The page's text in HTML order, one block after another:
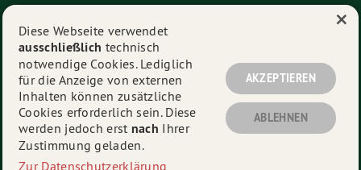
Impressum
Datenschutz
© 2026 Alexander Schoch - Alle Rechte vorbehalten.
Diese Webseite verwendet
ausschließlich technisch
notwendige Cookies. Lediglich
für die Anzeige von externen
Inhalten können zusätzliche
Cookies erforderlich sein. Diese
werden jedoch erst nach Ihrer
Zustimmung geladen.
Zur Datenschutzerklärung
AKZEPTIEREN
ABLEHNEN
×